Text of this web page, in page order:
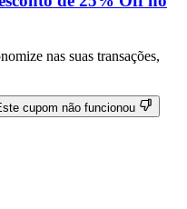
nas suas transações,
cupom não funcionou